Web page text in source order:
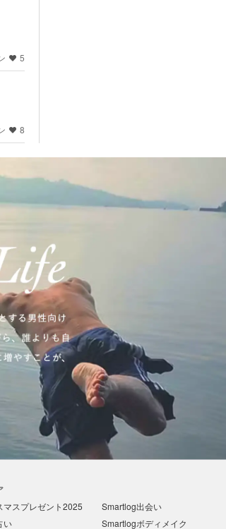
5
8
マスプレゼント2025
Smartlog出会い
い
Smartlogボディメイク